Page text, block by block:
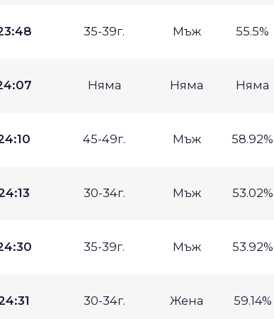
35-39г. Мъж 55.5%
Няма Няма Няма
45-49г. Мъж 58.92%
30-34г. Мъж 53.02%
35-39г. Мъж 53.92%
30-34г. Жена 59.14%